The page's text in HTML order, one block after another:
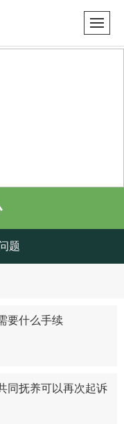
题
要什么手续
同抚养可以再次起诉